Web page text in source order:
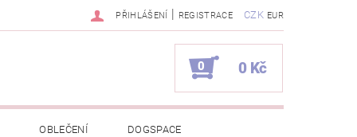
CZK EUR
PŘIHLÁŠENÍ | REGISTRACE
0 0 Kč
OBLEČENÍ DOGSPACE